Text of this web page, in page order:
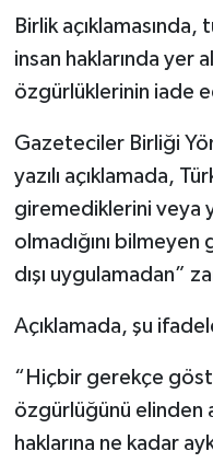
Birlik açıklamasında,
insan haklarında yer
özgürlüklerinin iade
Gazeteciler Birliği
yazılı açıklamada,
giremediklerini veya
olmadığını
dışı uygulamadan”
Açıklamada, şu
“Hiçbir gerekçe
özgürlüğünü elinden
haklarına ne kadar